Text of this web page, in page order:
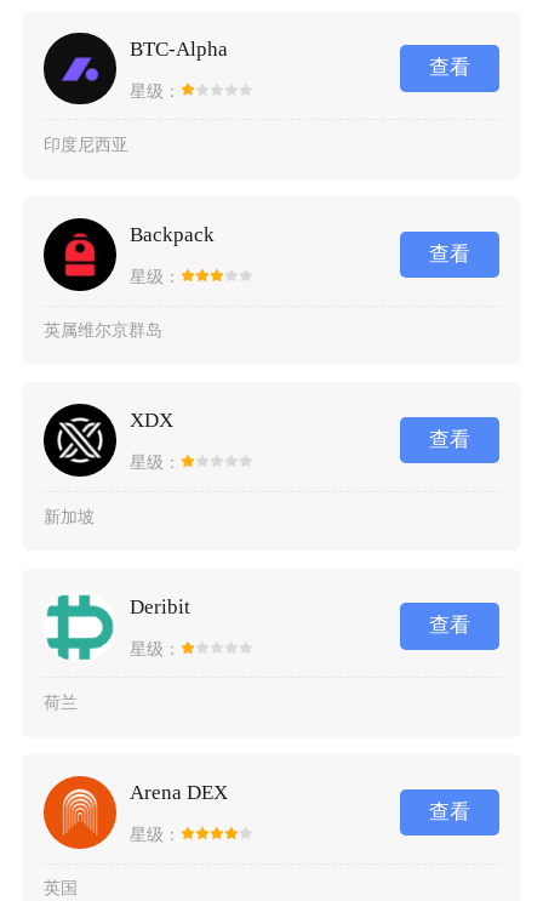
BTC-Alpha
星级：
查看
印度尼西亚
Backpack
星级：
查看
英属维尔京群岛
XDX
星级：
查看
新加坡
Deribit
星级：
查看
荷兰
Arena DEX
星级：
查看
英国